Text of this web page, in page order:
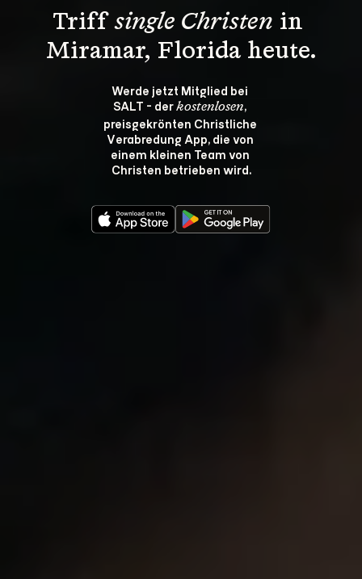
Triff single Christen in
Miramar, Florida heute.
Werde jetzt Mitglied bei
SALT - der kostenlosen,
preisgekrönten Christliche
Verabredung App, die von
einem kleinen Team von
Christen betrieben wird.